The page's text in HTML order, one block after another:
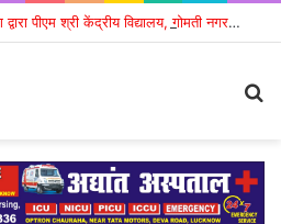
केंद्रीय विद्यालय लखनऊ संभाग द्वारा पीएम श्री केंद्रीय विद्यालय, गोमती नगर में पीजीटी (गणित) की क्षेत्रीय कार्यशाला का शुभारंभ